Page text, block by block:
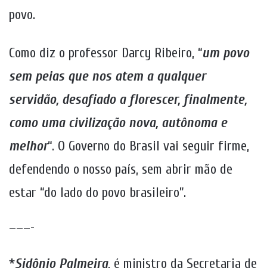
povo.
Como diz o professor Darcy Ribeiro, “um povo
sem peias que nos atem a qualquer
servidão, desafiado a florescer, finalmente,
como uma civilização nova, autônoma e
melhor“. O Governo do Brasil vai seguir firme,
defendendo o nosso país, sem abrir mão de
estar “do lado do povo brasileiro”.
———-
*Sidônio Palmeira, é ministro da Secretaria de